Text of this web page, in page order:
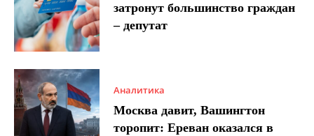
затронут большинство граждан
– депутат
Аналитика
Москва давит, Вашингтон
торопит: Ереван оказался в